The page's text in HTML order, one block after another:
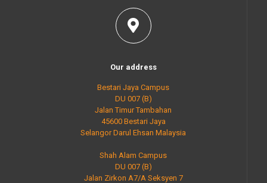
Our address
Bestari Jaya Campus
DU 007 (B)
Jalan Timur Tambahan
45600 Bestari Jaya
Selangor Darul Ehsan Malaysia
Shah Alam Campus
DU 007 (B)
Jalan Zirkon A7/A Seksyen 7